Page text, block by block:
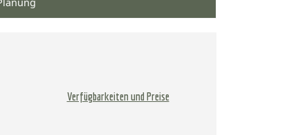
Verfügbarkeiten und Preise